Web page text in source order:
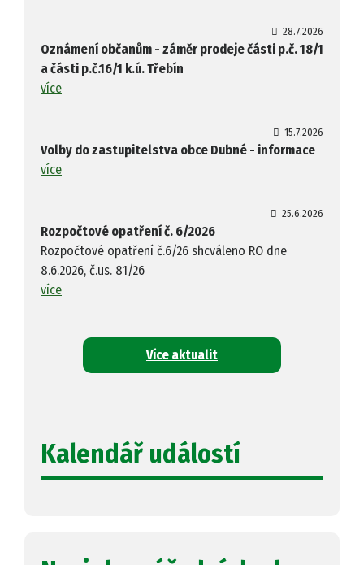
28.7.2026
Oznámení občanům - záměr prodeje části p.č. 18/1
a části p.č.16/1 k.ú. Třebín
více
15.7.2026
Volby do zastupitelstva obce Dubné - informace
více
25.6.2026
Rozpočtové opatření č. 6/2026
Rozpočtové opatření č.6/26 shcváleno RO dne
8.6.2026, č.us. 81/26
více
Více aktualit
Kalendář událostí